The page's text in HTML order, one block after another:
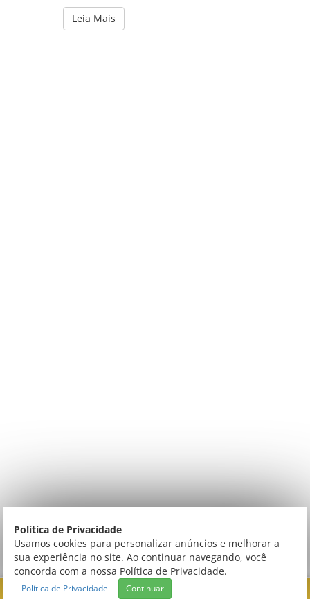
Política de Privacidade
Usamos cookies para personalizar anúncios e melhorar a
sua experiência no site. Ao continuar navegando, você
concorda com a nossa Política de Privacidade.
Política de Privacidade Continuar
Leia Mais
FILTRAR